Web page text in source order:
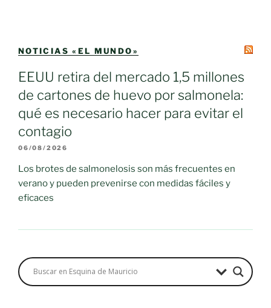
NOTICIAS «EL MUNDO»
EEUU retira del mercado 1,5 millones
de cartones de huevo por salmonela:
qué es necesario hacer para evitar el
contagio
06/08/2026
Los brotes de salmonelosis son más frecuentes en
verano y pueden prevenirse con medidas fáciles y
eficaces